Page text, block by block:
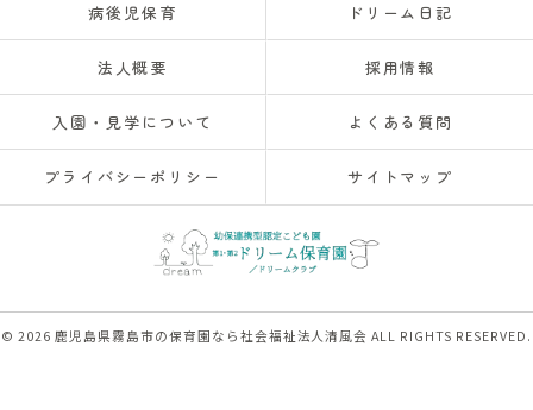
病後児保育 ドリーム日記
法人概要 採用情報
入園・見学について よくある質問
プライバシーポリシー サイトマップ
© 2026 鹿児島県霧島市の保育園なら社会福祉法人清風会 ALL RIGHTS RESERVED.